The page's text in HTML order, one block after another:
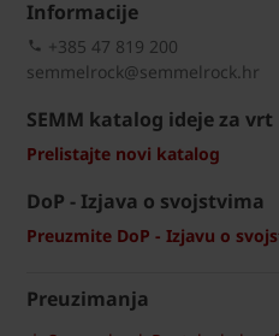
Informacije
+385 47 819 200​
semmelrock@semmelrock.hr
SEMM katalog ideje za vrt
Prelistajte novi katalog
DoP - Izjava o svojstvima
Preuzmite DoP - Izjavu o
Preuzimanja